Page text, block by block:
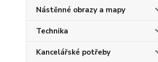
Nástěnné obrazy a mapy
Technika
Kancelářské potřeby